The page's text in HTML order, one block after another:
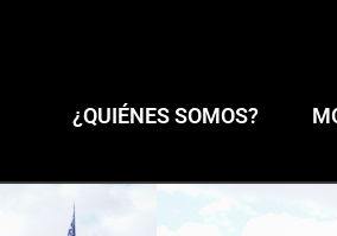
¿QUIÉNES SOMOS?